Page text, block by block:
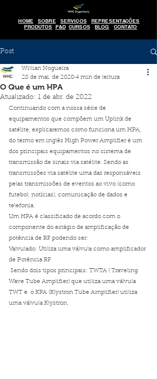
HOME SOBRE SERVIÇOS
REPRESENTAÇÕES
PRODUTOS P&D CURSOS BLOG CONTATO
Post
O Que é um HPA
Willian Nogueira
28 de mai. de 2020 4 min de leitura
Atualizado: 1 de abr. de 2022
Continuando com a nossa série de
equipamentos que compõem um Uplink de
satélite, explicaremos como funciona um HPA,
do termo em inglês High Power Amplifier é um
dos principais equipamentos no sistema de
transmissão de sinais via satélite. Sendo as
transmissões via satélite uma das responsáveis
pelas transmissões de eventos ao vivo (como
futebol, notícias), comunicação de dados e
telefonia.
Um HPA é classificado de acordo com o
componente do estágio de amplificação de
potência de RF podendo ser:
Valvulado: Utiliza uma válvula como amplificador
de Potência RF
Wave Tube Amplifier) que utiliza uma válvula
TWT e  o KPA (Klystron Tube Amplifier) utiliza
uma válvula Klystron.